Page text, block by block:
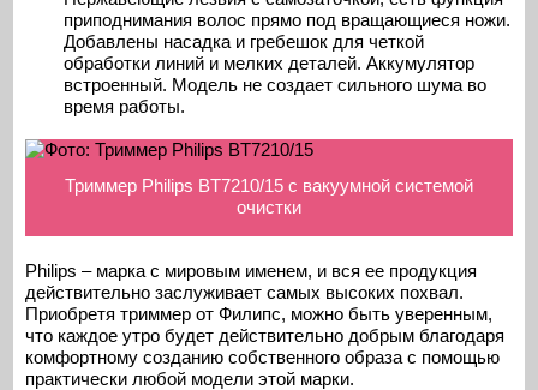
приподнимания волос прямо под вращающиеся ножи.
Добавлены насадка и гребешок для четкой
обработки линий и мелких деталей. Аккумулятор
встроенный. Модель не создает сильного шума во
время работы.
Триммер Philips BT7210/15 с вакуумной системой
очистки
Philips – марка с мировым именем, и вся ее продукция
действительно заслуживает самых высоких похвал.
Приобретя триммер от Филипс, можно быть уверенным,
что каждое утро будет действительно добрым благодаря
комфортному созданию собственного образа с помощью
практически любой модели этой марки.